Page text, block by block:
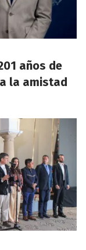
años de
la amistad